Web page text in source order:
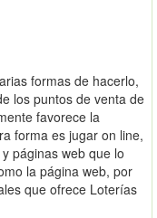
formas de hacerlo,
los puntos de venta de
favorece la
forma es jugar on line,
páginas web que lo
la página web, por
que ofrece Loterías